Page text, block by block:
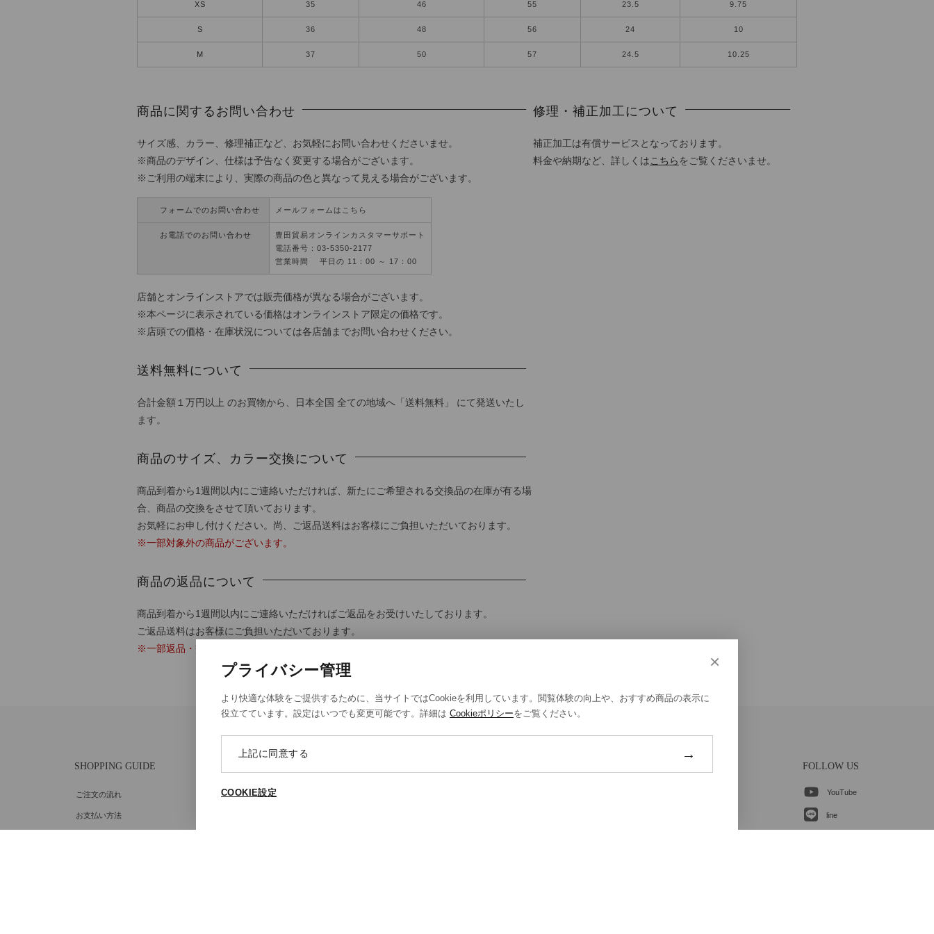
XS 35 46 55 23.5 9.75
S 36 48 56 24 10
M 37 50 57 24.5 10.25
商品に関するお問い合わせ
サイズ感、カラー、修理補正など、お気軽にお問い合わせくださいませ。
※商品のデザイン、仕様は予告なく変更する場合がございます。
※ご利用の端末により、実際の商品の色と異なって見える場合がございます。
フォームでのお問い合わせ メールフォームはこちら
お電話でのお問い合わせ
豊田貿易オンラインカスタマーサポート
電話番号：03-5350-2177
営業時間 平日の 11：00 ～ 17：00
店舗とオンラインストアでは販売価格が異なる場合がございます。
※本ページに表示されている価格はオンラインストア限定の価格です。
※店頭での価格・在庫状況については各店舗までお問い合わせください。
送料無料について
合計金額１万円以上 のお買物から、日本全国 全ての地域へ「送料無料」 にて発送いたし
ます。
商品のサイズ、カラー交換について
商品到着から1週間以内にご連絡いただければ、新たにご希望される交換品の在庫が有る場
合、商品の交換をさせて頂いております。
お気軽にお申し付けください。尚、ご返品送料はお客様にご負担いただいております。
※一部対象外の商品がございます。
商品の返品について
商品到着から1週間以内にご連絡いただければご返品をお受けいたしております。
ご返品送料はお客様にご負担いただいております。
※一部返品・交換対象外の商品がございます。
修理・補正加工について
補正加工は有償サービスとなっております。
料金や納期など、詳しくは こちら をご覧くださいませ。
ご登録はこちら
SHOPPING GUIDE
ご注文の流れ
お支払い方法
FOLLOW US
YouTube
line
×
プライバシー管理
より快適な体験をご提供するために、当サイトではCookieを利用しています。閲覧体験の向上や、おすすめ商品の表示に
役立てています。設定はいつでも変更可能です。詳細は Cookieポリシーをご覧ください。
上記に同意する →
COOKIE設定